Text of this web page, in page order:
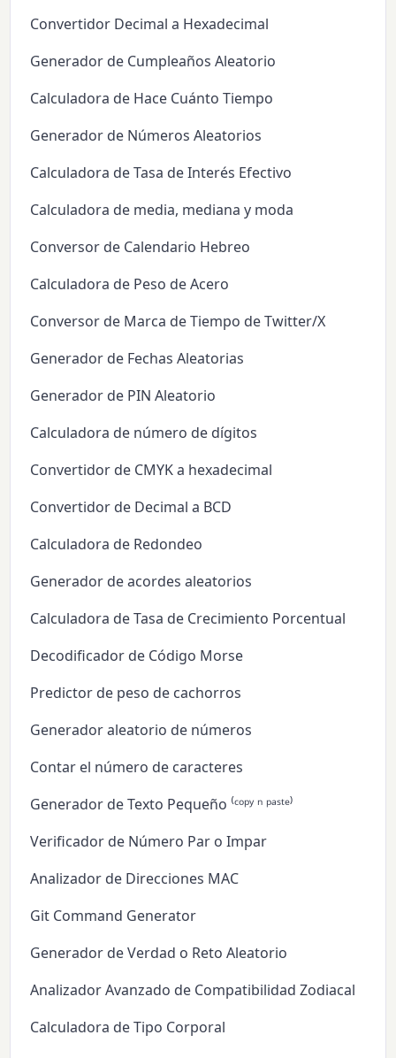
Convertidor Decimal a Hexadecimal
Generador de Cumpleaños Aleatorio
Calculadora de Hace Cuánto Tiempo
Generador de Números Aleatorios
Calculadora de Tasa de Interés Efectivo
Calculadora de media, mediana y moda
Conversor de Calendario Hebreo
Calculadora de Peso de Acero
Conversor de Marca de Tiempo de Twitter/X
Generador de Fechas Aleatorias
Generador de PIN Aleatorio
Calculadora de número de dígitos
Convertidor de CMYK a hexadecimal
Convertidor de Decimal a BCD
Calculadora de Redondeo
Generador de acordes aleatorios
Calculadora de Tasa de Crecimiento Porcentual
Decodificador de Código Morse
Predictor de peso de cachorros
Generador aleatorio de números
Contar el número de caracteres
Generador de Texto Pequeño ⁽ᶜᵒᵖʸ ⁿ ᵖᵃˢᵗᵉ⁾
Verificador de Número Par o Impar
Analizador de Direcciones MAC
Git Command Generator
Generador de Verdad o Reto Aleatorio
Analizador Avanzado de Compatibilidad Zodiacal
Calculadora de Tipo Corporal